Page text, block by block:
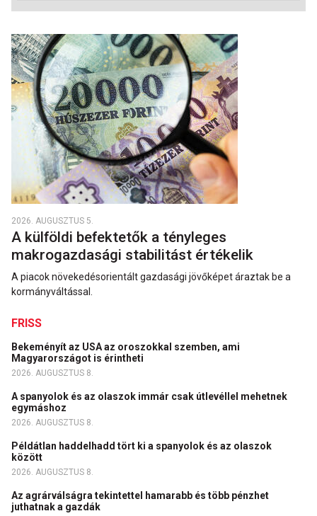
2026. AUGUSZTUS 5.
A külföldi befektetők a tényleges
makrogazdasági stabilitást értékelik
A piacok növekedésorientált gazdasági jövőképet áraztak be a
kormányváltással.
FRISS
Bekeményít az USA az oroszokkal szemben, ami
Magyarországot is érintheti
2026. AUGUSZTUS 8.
A spanyolok és az olaszok immár csak útlevéllel mehetnek
egymáshoz
2026. AUGUSZTUS 8.
Példátlan haddelhadd tört ki a spanyolok és az olaszok
között
2026. AUGUSZTUS 8.
Az agrárválságra tekintettel hamarabb és több pénzhet
juthatnak a gazdák